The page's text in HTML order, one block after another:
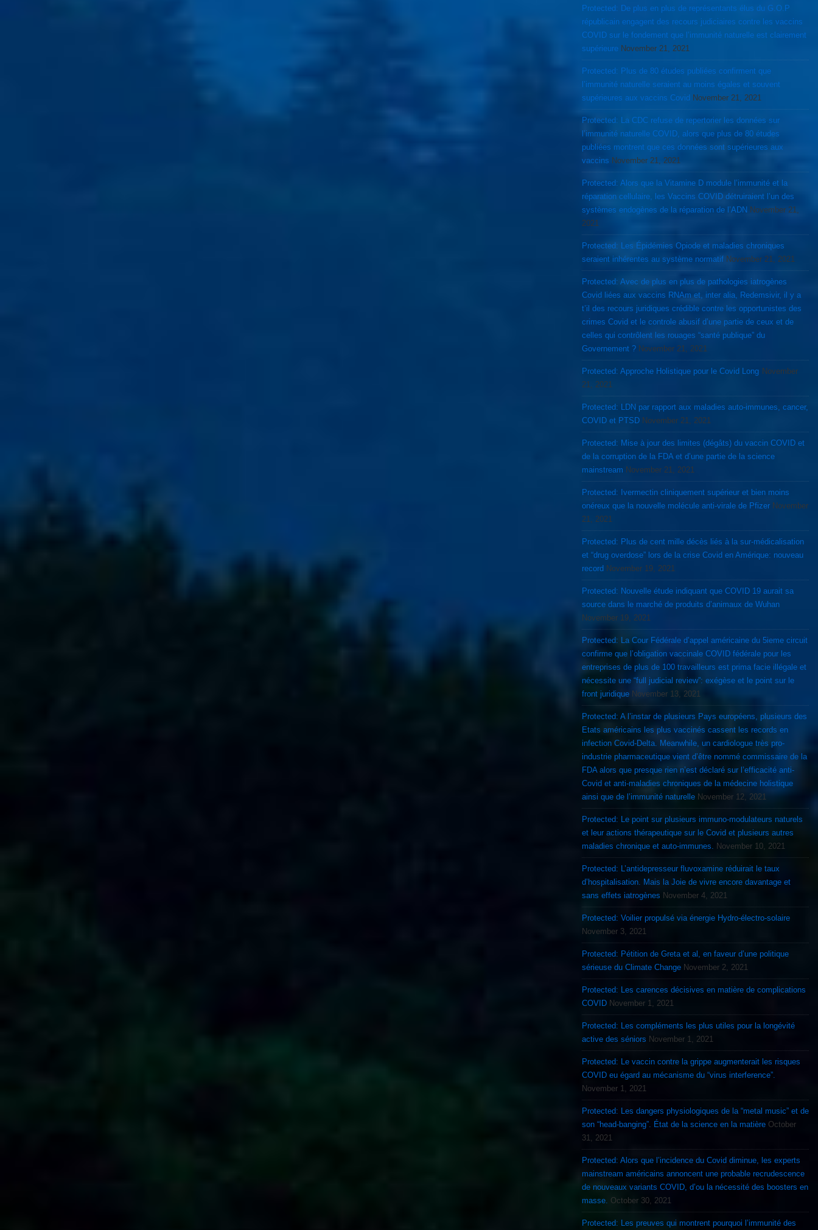
Protected: De plus en plus de représentants élus du G.O.P
républicain engagent des recours judiciaires contre les vaccins
COVID sur le fondement que l’immunité naturelle est clairement
supérieure November 21, 2021
Protected: Plus de 80 études publiées confirment que
l’immunité naturelle seraient au moins égales et souvent
supérieures aux vaccins Covid November 21, 2021
Protected: La CDC refuse de repertorier les données sur
l’immunité naturelle COVID, alors que plus de 80 études
publiées montrent que ces données sont supérieures aux
vaccins November 21, 2021
Protected: Alors que la Vitamine D module l’immunité et la
réparation cellulaire, les Vaccins COVID détruiraient l’un des
systèmes endogènes de la réparation de l’ADN November 21,
2021
Protected: Les Épidémies Opiode et maladies chroniques
seraient inhérentes au système normatif November 21, 2021
Protected: Avec de plus en plus de pathologies iatrogènes
Covid liées aux vaccins RNAm et, inter alia, Redemsivir, il y a
t’il des recours juridiques crédible contre les opportunistes des
crimes Covid et le controle abusif d’une partie de ceux et de
celles qui contrôlent les rouages “santé publique” du
Governement ? November 21, 2021
Protected: Approche Holistique pour le Covid Long November
21, 2021
Protected: LDN par rapport aux maladies auto-immunes, cancer,
COVID et PTSD November 21, 2021
Protected: Mise à jour des limites (dégâts) du vaccin COVID et
de la corruption de la FDA et d’une partie de la science
mainstream November 21, 2021
Protected: Ivermectin cliniquement supérieur et bien moins
onéreux que la nouvelle molécule anti-virale de Pfizer November
21, 2021
Protected: Plus de cent mille décès liés à la sur-médicalisation
et “drug overdose” lors de la crise Covid en Amérique: nouveau
record November 19, 2021
Protected: Nouvelle étude indiquant que COVID 19 aurait sa
source dans le marché de produits d’animaux de Wuhan
November 19, 2021
Protected: La Cour Fédérale d’appel américaine du 5ieme circuit
confirme que l’obligation vaccinale COVID fédérale pour les
entreprises de plus de 100 travailleurs est prima facie illégale et
nécessite une “full judicial review”: exégèse et le point sur le
front juridique November 13, 2021
Protected: A l’instar de plusieurs Pays européens, plusieurs des
Etats américains les plus vaccinés cassent les records en
infection Covid-Delta. Meanwhile, un cardiologue très pro-
industrie pharmaceutique vient d’être nommé commissaire de la
FDA alors que presque rien n’est déclaré sur l’efficacité anti-
Covid et anti-maladies chroniques de la médecine holistique
ainsi que de l’immunité naturelle November 12, 2021
Protected: Le point sur plusieurs immuno-modulateurs naturels
et leur actions thérapeutique sur le Covid et plusieurs autres
maladies chronique et auto-immunes.
November 10, 2021
Protected: L’antidepresseur fluvoxamine réduirait le taux
d’hospitalisation. Mais la Joie de vivre encore davantage et
sans effets iatrogènes November 4, 2021
Protected: Voilier propulsé via énergie Hydro-électro-solaire
November 3, 2021
Protected: Pétition de Greta et al, en faveur d’une politique
sérieuse du Climate Change November 2, 2021
Protected: Les carences décisives en matière de complications
COVID November 1, 2021
Protected: Les compléments les plus utiles pour la longévité
active des séniors November 1, 2021
Protected: Le vaccin contre la grippe augmenterait les risques
COVID eu égard au mécanisme du “virus interference”.
November 1, 2021
Protected: Les dangers physiologiques de la “metal music” et de
son “head-banging”. État de la science en la matière October
31, 2021
Protected: Alors que l’incidence du Covid diminue, les experts
mainstream américains annoncent une probable recrudescence
de nouveaux variants COVID, d’ou la nécessité des boosters en
masse. October 30, 2021
Protected: Les preuves qui montrent pourquoi l’immunité des